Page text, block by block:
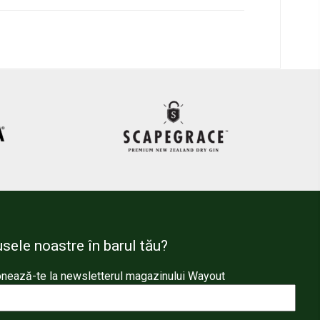
noastre în barul tău?
te la newsletterul magazinului Wayout